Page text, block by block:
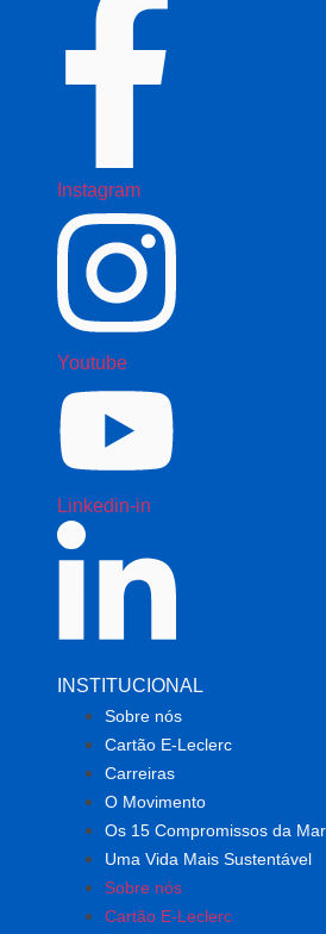
Instagram
Youtube
Linkedin-in
INSTITUCIONAL
Sobre nós
Cartão E-Leclerc
Carreiras
O Movimento
Os 15 Compromissos da
Uma Vida Mais Sustentável
Sobre nós
Cartão E-Leclerc